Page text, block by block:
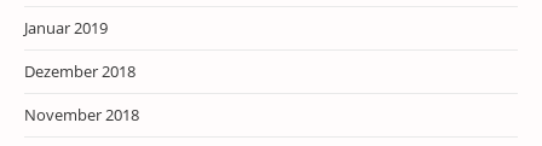
Januar 2019
Dezember 2018
November 2018